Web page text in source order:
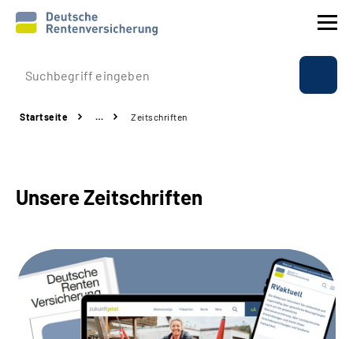
Prävention
Experten
Über uns & Presse
Startseite … Zeitschriften
Unsere Zeitschriften